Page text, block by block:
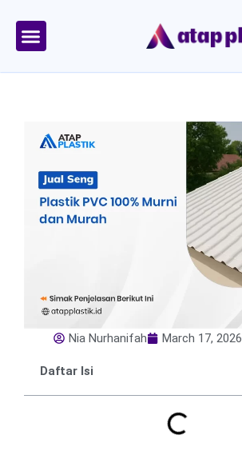
content
Nia Nurhanifah March 17, 2026
Daftar Isi